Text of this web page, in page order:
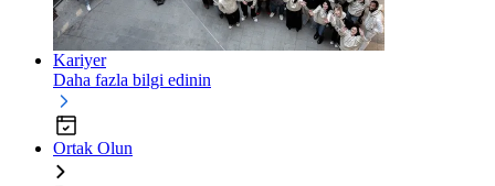
Kariyer
Daha fazla bilgi edinin
Ortak Olun